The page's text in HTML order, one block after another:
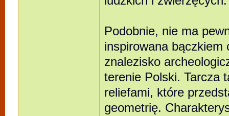
Podobnie, nie ma
inspirowana
znalezisko
terenie Polski. Tarcza
reliefami, które
geometrię.